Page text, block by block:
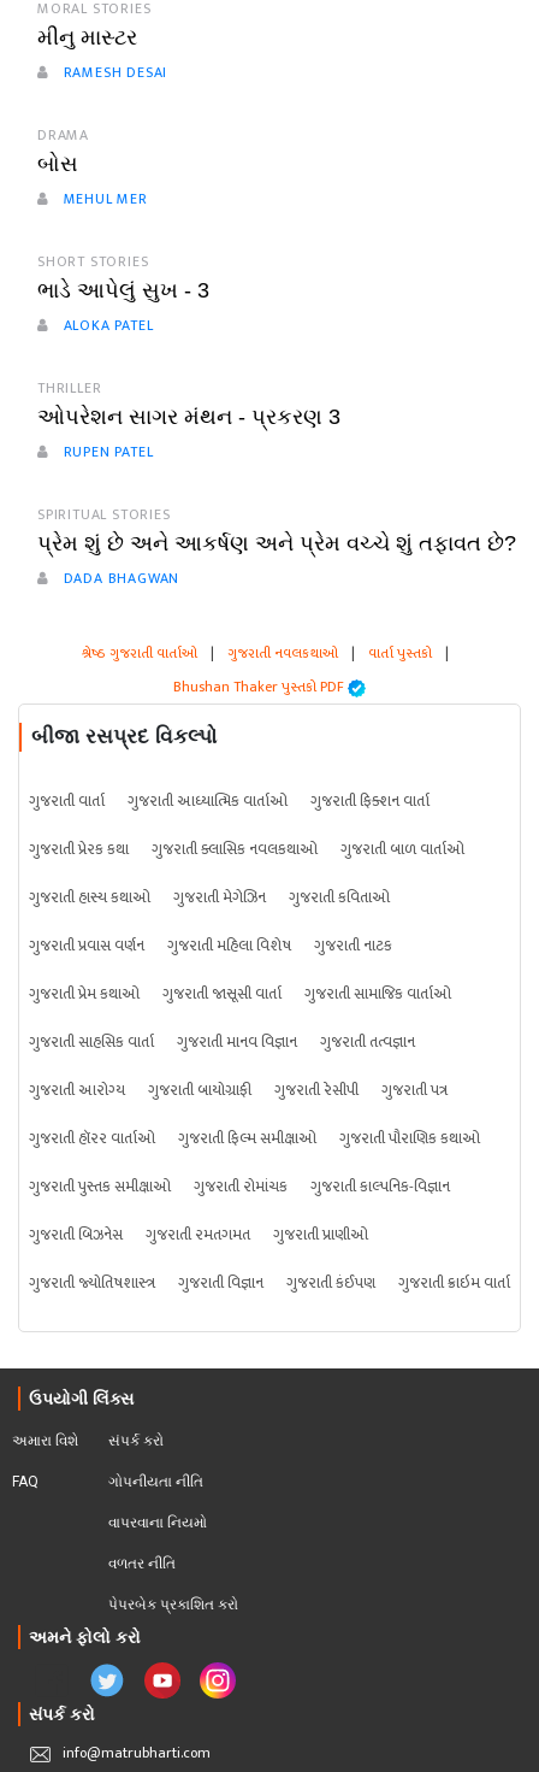
MORAL STORIES
મીનુ માસ્ટર
RAMESH DESAI
DRAMA
બોસ
MEHUL MER
SHORT STORIES
ભાડે આપેલું સુખ - 3
ALOKA PATEL
THRILLER
ઓપરેશન સાગર મંથન - પ્રકરણ 3
RUPEN PATEL
SPIRITUAL STORIES
પ્રેમ શું છે અને આકર્ષણ અને પ્રેમ વચ્ચે શું તફાવત છે?
DADA BHAGWAN
શ્રેષ્ઠ ગુજરાતી વાર્તાઓ | ગુજરાતી નવલકથાઓ | વાર્તા પુસ્તકો |
Bhushan Thaker પુસ્તકો PDF
બીજા રસપ્રદ વિકલ્પો
ગુજરાતી વાર્તા ગુજરાતી આધ્યાત્મિક વાર્તાઓ
ગુજરાતી ફિક્શન વાર્તા
ગુજરાતી પ્રેરક કથા
ગુજરાતી ક્લાસિક નવલકથાઓ
ગુજરાતી બાળ વાર્તાઓ
ગુજરાતી હાસ્ય કથાઓ
ગુજરાતી મેગેઝિન
ગુજરાતી કવિતાઓ
ગુજરાતી પ્રવાસ વર્ણન
ગુજરાતી મહિલા વિશેષ
ગુજરાતી નાટક
ગુજરાતી પ્રેમ કથાઓ
ગુજરાતી જાસૂસી વાર્તા
ગુજરાતી સામાજિક વાર્તાઓ
ગુજરાતી સાહસિક વાર્તા
ગુજરાતી માનવ વિજ્ઞાન
ગુજરાતી તત્વજ્ઞાન
ગુજરાતી આરોગ્ય
ગુજરાતી બાયોગ્રાફી ગુજરાતી રેસીપી
ગુજરાતી પત્ર
ગુજરાતી હૉરર વાર્તાઓ
ગુજરાતી ફિલ્મ સમીક્ષાઓ
ગુજરાતી પૌરાણિક કથાઓ
ગુજરાતી પુસ્તક સમીક્ષાઓ
ગુજરાતી રોમાંચક
ગુજરાતી કાલ્પનિક-વિજ્ઞાન
ગુજરાતી બિઝનેસ
ગુજરાતી રમતગમત
ગુજરાતી પ્રાણીઓ
ગુજરાતી જ્યોતિષશાસ્ત્ર
ગુજરાતી વિજ્ઞાન ગુજરાતી કંઈપણ ગુજરાતી ક્રાઇમ વાર્તા
ઉપયોગી લિંક્સ
અમારા વિશે
FAQ
સંપર્ક કરો
ગોપનીયતા નીતિ
વાપરવાના નિયમો
વળતર નીતિ
પેપરબેક પ્રકાશિત કરો
અમને ફોલો કરો
સંપર્ક કરો
info@matrubharti.com